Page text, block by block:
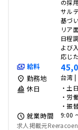
の採
サル
基づ
リア
日程
よび
応じ
給料
勤務地 台湾 |
休日
・土
・労
・振
就業時間
9:00
求人掲載元